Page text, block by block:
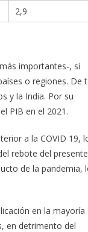
2,9
importantes-, si
o regiones. De
y la India. Por su
PIB en el 2021.
a la COVID 19,
rebote del presente
de la pandemia,
en la mayoría
en detrimento del